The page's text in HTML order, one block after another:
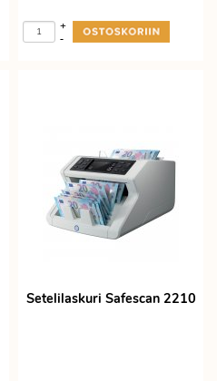
-
+
Setelilaskuri Safescan 2210